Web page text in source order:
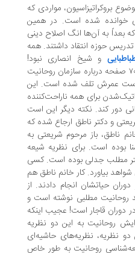
مواردی که
شده است. در همین
آن‌ها انگ اصلاح دینی
انتقاد داشتند. همه
و شیخ انصاری نبود!
ابتدای حیات یحیی، ۷۰ صفحه درباره سازمان روحانیت
تلف شده است. این
برای همه ناراحت‌کننده
کند. نکته دیگر این است
دکتر ناطق ارجاع شده که
باز مرحوم شریعتی به
است. برای نظریه شیعه
جدلی بوده است. کسی
کار خانم ناطق هم
انجام دادند. از
مطلبی نوشته است و
قاجار است! عجیب اینکه
به این دو نظریه
نظریه‌های حاشیه‌ای
روحانیت به طور خاص